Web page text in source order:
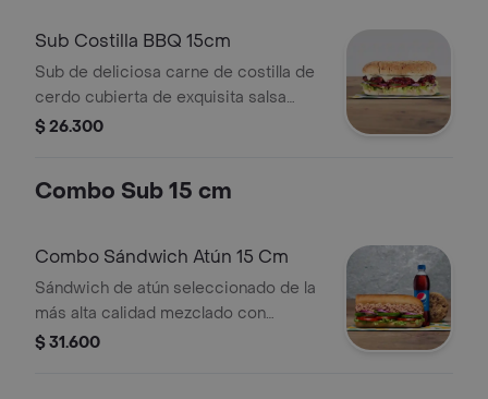
Sub Costilla BBQ 15cm
Sub de deliciosa carne de costilla de
cerdo cubierta de exquisita salsa
BBQ. Disfrútalo con los vegetales y
$ 26.300
Combo Sub 15 cm
Combo Sándwich Atún 15 Cm
Sándwich de atún seleccionado de la
más alta calidad mezclado con
mayonesa, escoge el pan, queso,
$ 31.600